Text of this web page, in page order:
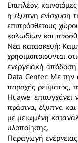
Επιπλέον,
η έξυπνη ενίσχυση
επιπρόσθετους
καλωδίων και
Νέα κατασκευή:
χρησιμοποιούνται
ενεργειακή
Data Center: Με την
παροχής ρεύματος,
Huawei επιτυγχάνει
πράσινα, έξυπνα
με μειωμένη
υλοποίησης.
Παραγωγή